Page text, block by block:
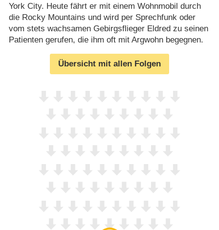
York City. Heute fährt er mit einem Wohnmobil durch
die Rocky Mountains und wird per Sprechfunk oder
vom stets wachsamen Gebirgsflieger Eldred zu seinen
Patienten gerufen, die ihm oft mit Argwohn begegnen.
Übersicht mit allen Folgen